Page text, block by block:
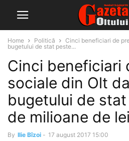
Home Politică
Cinci beneficiari de
bugetului de stat peste...
Cinci beneficiari
sociale din Olt
bugetului de
de milioane de lei
By Ilie Bîzoi - 17 august 2017 15:00